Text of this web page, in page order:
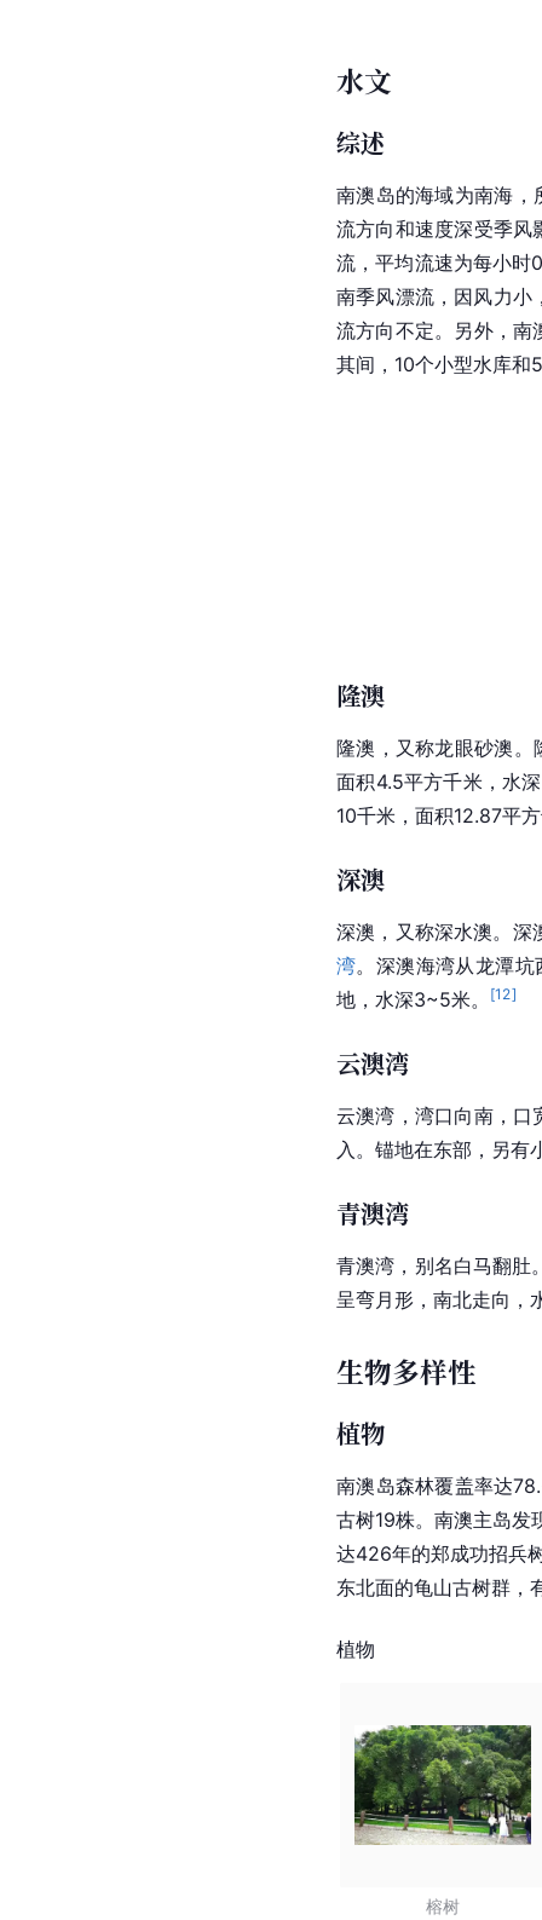
水文
综述
南澳岛的海域为南海
流方向和速度深受季风
流，平均流速为每小时
南季风漂流，因风力
流方向不定。另外，南
其间，10个小型水库和
隆澳
隆澳，又称龙眼砂澳。
面积4.5平方千米，水
10千米，面积12.87平
深澳
深澳，又称深水澳。深
湾。深澳海湾从龙潭
地，水深3~5米。
[12]
云澳湾
云澳湾，湾口向南，口
入。锚地在东部，另有
青澳湾
青澳湾 ，别名白马翻肚
呈弯月形，南北走向，
生物多样性
植物
南澳岛森林覆盖率达
古树19株。南澳主岛发
达426年的郑成功招兵
东北面的龟山古树群，
植物
榕树